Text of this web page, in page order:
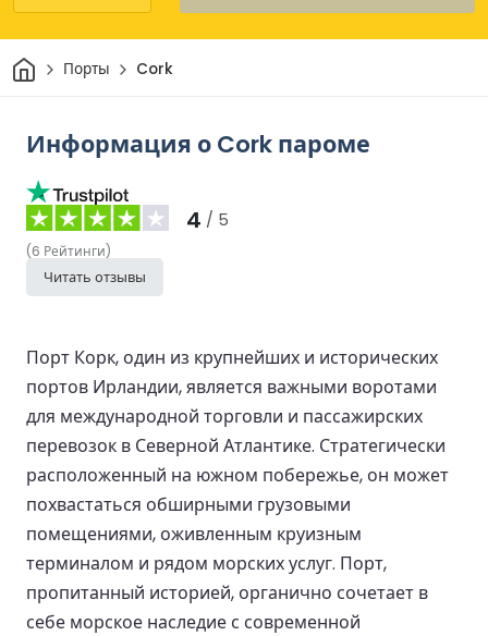
ДомПорты Cork
Информация о Cork пароме
4 / 5
(6 Рейтинги)
Читать отзывы
Порт Корк, один из крупнейших и исторических
портов Ирландии, является важными воротами
для международной торговли и пассажирских
перевозок в Северной Атлантике. Стратегически
расположенный на южном побережье, он может
похвастаться обширными грузовыми
помещениями, оживленным круизным
терминалом и рядом морских услуг. Порт,
пропитанный историей, органично сочетает в
себе морское наследие с современной